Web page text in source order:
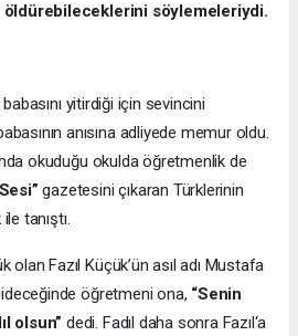
öldürebileceklerini söylemeleriydi.
yitirdiği için sevincini
anısına adliyede memur oldu.
okuduğu okulda öğretmenlik de
gazetesini çıkaran Türklerinin
tanıştı.
olan Fazıl Küçük’ün asıl adı Mustafa
öğretmeni ona, “Senin
olsun” dedi. Fadıl daha sonra Fazıl‘a